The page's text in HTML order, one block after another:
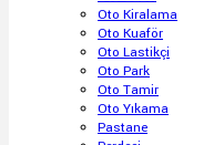
Oto Kiralama
Oto Kuaför
Oto Lastikçi
Oto Park
Oto Tamir
Oto Yıkama
Pastane